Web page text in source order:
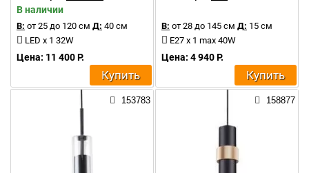
В наличии
В: от 25 до 120 см Д: 40 см
LED x 1 32W
Цена: 11 400 Р.
Купить
В: от 28 до 145 см Д: 15 см
E27 x 1 max 40W
Цена: 4 940 Р.
Купить
153783 158877